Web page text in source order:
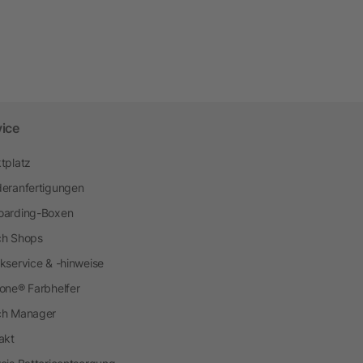
Boxen
Shops
& -hinweise
Farbhelfer
Manager